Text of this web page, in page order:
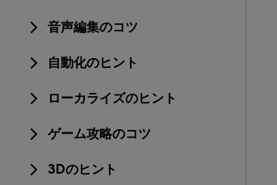
音声編集のコツ
自動化のヒント
ローカライズのヒント
ゲーム攻略のコツ
3Dのヒント